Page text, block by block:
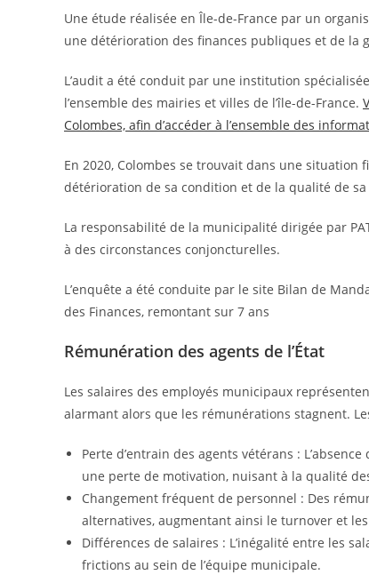
Une étude réalisée en Île-de-France par un
une détérioration des finances publiques et de la
L’audit a été conduit par une institution
l’ensemble des mairies et villes de l’île-de-France.
Colombes, afin d’accéder à l’ensemble des
En 2020, Colombes se trouvait dans une
détérioration de sa condition et de la qualité de
La responsabilité de la municipalité dirigée par
à des circonstances conjoncturelles.
L’enquête a été conduite par le site Bilan de
des Finances, remontant sur 7 ans
Rémunération des agents de l’État
Les salaires des employés municipaux
alarmant alors que les rémunérations stagnent.
Perte d’entrain des agents vétérans :
une perte de motivation, nuisant à la qualité
Changement fréquent de personnel : Des
alternatives, augmentant ainsi le turnover et
Différences de salaires : L’inégalité entre les
frictions au sein de l’équipe municipale.